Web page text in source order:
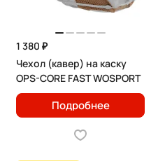
1 380 ₽
Чехол (кавер) на каску
OPS-CORE FAST WOSPORT
Подробнее